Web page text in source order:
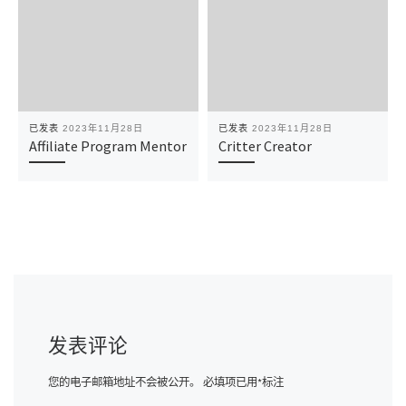
已发表 2023年11月28日
Affiliate Program Mentor
已发表 2023年11月28日
Critter Creator
发表评论
您的电子邮箱地址不会被公开。 必填项已用*标注